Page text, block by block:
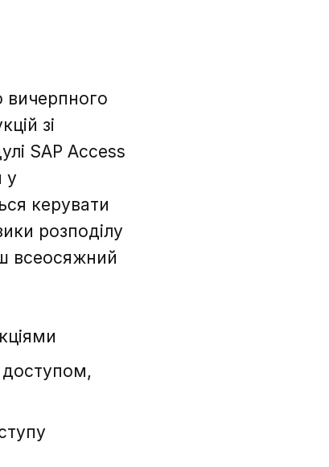
вичерпного
зі
SAP Access
у
керувати
розподілу
всеосяжний
доступом,